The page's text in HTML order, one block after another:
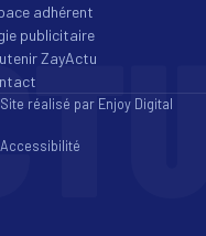
adhérent
publicitaire
ZayActu
réalisé par Enjoy Digital
Accessibilité